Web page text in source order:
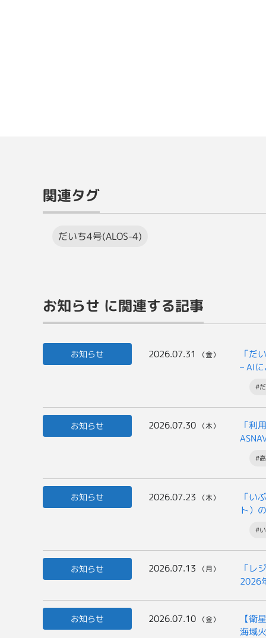
関連タグ
だいち4号(ALOS-4)
お知らせ に関連する記事
お知らせ 2026.07.31 （金）
「だ
– AI
#
お知らせ 2026.07.30 （木）
「利
#
お知らせ 2026.07.23 （木）
「い
ト）の
#
お知らせ 2026.07.13 （月）
「レ
2026
お知らせ 2026.07.10 （金）
【衛
海域